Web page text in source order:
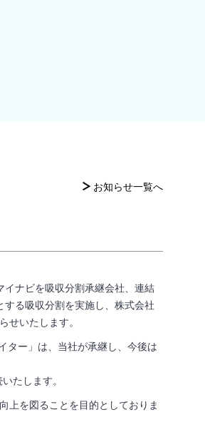
お知らせ一覧へ
ナビを吸収分割承継会社、連結
る吸収分割を実施し、株式会社
せいたします。
ター」は、当社が承継し、今後は
たします。
上を図ることを目的としておりま